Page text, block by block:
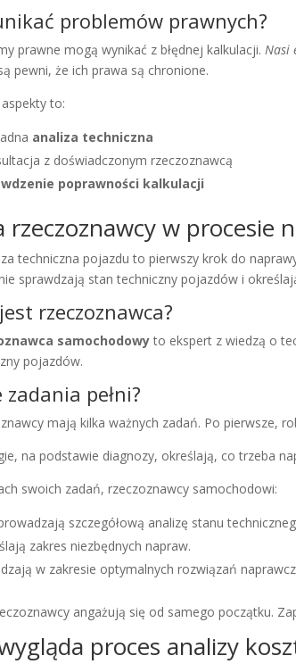
problemów prawnych?
prawne mogą wynikać z błędnej kalkulacji.Nasi
pewni, że ich prawa są chronione.
to:
analiza techniczna
z doświadczonym rzeczoznawcą
poprawności kalkulacji
rzeczoznawcy w procesie
techniczna pojazdu to pierwszy krok do
sprawdzają stan techniczny pojazdów i
rzeczoznawca?
samochodowyto ekspert z wiedzą o
pojazdów.
zadania pełni?
mają kilka ważnych zadań. Po pierwsze,
na podstawie diagnozy, określają, co trzeba
swoich zadań, rzeczoznawcy samochodowi:
szczegółową analizę stanu
zakres niezbędnych napraw.
w zakresie optymalnych rozwiązań
angażują się od samego początku.
proces analizy